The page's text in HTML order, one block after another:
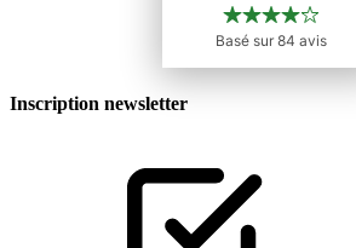
Inscription newsletter